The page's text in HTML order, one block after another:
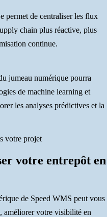
permet de centraliser les flux
chain plus réactive, plus
continue.
jumeau numérique pourra
de machine learning et
les analyses prédictives et la
votre projet
votre entrepôt en
de Speed WMS peut vous
améliorer votre visibilité en